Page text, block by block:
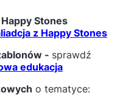
Stones
z Happy Stones
- sprawdź
edukacja
o tematyce: